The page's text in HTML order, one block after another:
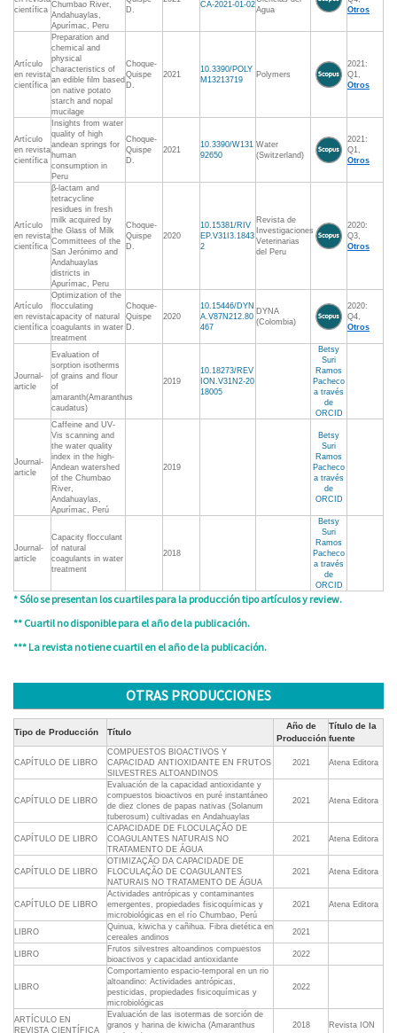
científica
Chumbao River,
Andahuaylas,
Apurímac, Peru
D.
CA-2021-01-02
Agua
Otros
Artículo
en revista
científica
Preparation and
chemical and
physical
characteristics of
an edible film based
on native potato
starch and nopal
mucilage
Choque-
Quispe
D.
2021
10.3390/POLY
M13213719
Polymers
2021:
Q1,
Otros
Artículo
en revista
científica
Insights from water
quality of high
andean springs for
human
consumption in
Peru
Choque-
Quispe
D.
2021
10.3390/W131
92650
Water
(Switzerland)
2021:
Q1,
Otros
Artículo
en revista
científica
β-lactam and
tetracycline
residues in fresh
milk acquired by
the Glass of Milk
Committees of the
San Jerónimo and
Andahuaylas
districts in
Apurímac, Peru
Choque-
Quispe
D.
2020
10.15381/RIV
EP.V31I3.1843
2
Revista de
Investigaciones
Veterinarias
del Peru
2020:
Q3,
Otros
Artículo
en revista
científica
Optimization of the
flocculating
capacity of natural
coagulants in water
treatment
Choque-
Quispe
D.
2020
10.15446/DYN
A.V87N212.80
467
DYNA
(Colombia)
2020:
Q4,
Otros
Journal-
article
Evaluation of
sorption isotherms
of grains and flour
of
amaranth(Amaranthus
caudatus)
2019
10.18273/REV
ION.V31N2-20
18005
Betsy
Suri
Ramos
Pacheco
a través
de
ORCID
Journal-
article
Caffeine and UV-
Vis scanning and
the water quality
index in the high-
Andean watershed
of the Chumbao
River,
Andahuaylas,
Apurímac, Perú
2019
Betsy
Suri
Ramos
Pacheco
a través
de
ORCID
Journal-
article
Capacity flocculant
of natural
coagulants in water
treatment
2018
Betsy
Suri
Ramos
Pacheco
a través
de
ORCID
* Sólo se presentan los cuartiles para la producción tipo artículos y review.
** Cuartil no disponible para el año de la publicación.
*** La revista no tiene cuartil en el año de la publicación.
OTRAS PRODUCCIONES
Tipo de Producción Título
Año de
Producción
Título de la
fuente
CAPÍTULO DE LIBRO
COMPUESTOS BIOACTIVOS Y
CAPACIDAD ANTIOXIDANTE EN FRUTOS
SILVESTRES ALTOANDINOS
2021 Atena Editora
CAPÍTULO DE LIBRO
Evaluación de la capacidad antioxidante y
compuestos bioactivos en puré instantáneo
de diez clones de papas nativas (Solanum
tuberosum) cultivadas en Andahuaylas
2021 Atena Editora
CAPÍTULO DE LIBRO
CAPACIDADE DE FLOCULAÇÃO DE
COAGULANTES NATURAIS NO
TRATAMENTO DE ÁGUA
2021 Atena Editora
CAPÍTULO DE LIBRO
OTIMIZAÇÃO DA CAPACIDADE DE
FLOCULAÇÃO DE COAGULANTES
NATURAIS NO TRATAMENTO DE ÁGUA
2021 Atena Editora
CAPÍTULO DE LIBRO
Actividades antrópicas y contaminantes
emergentes, propiedades fisicoquímicas y
microbiológicas en el río Chumbao, Perú
2021 Atena Editora
LIBRO
Quinua, kiwicha y cañihua. Fibra dietética en
cereales andinos
2021
LIBRO
Frutos silvestres altoandinos compuestos
bioactivos y capacidad antioxidante
2022
LIBRO
Comportamiento espacio-temporal en un rio
altoandino: Actividades antrópicas,
pesticidas, propiedades fisicoquímicas y
microbiológicas
2022
ARTÍCULO EN
REVISTA CIENTÍFICA
Evaluación de las isotermas de sorción de
granos y harina de kiwicha (Amaranthus
2018 Revista ION